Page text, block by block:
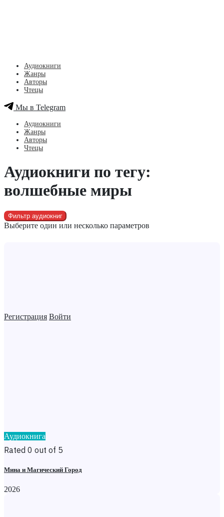
Регистрация Войти
Аудиокниги
Жанры
Авторы
Чтецы
Мы в Telegram
Аудиокниги
Жанры
Авторы
Чтецы
Аудиокниги по тегу:
волшебные миры
Фильтр аудиокниг
Выберите один или несколько параметров
Аудиокнига
Rated 0 out of 5
Мина и Магический Город
2026